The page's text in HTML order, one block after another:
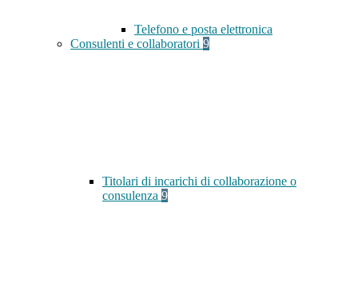
Telefono e posta elettronica
Consulenti e collaboratori 9
Titolari di incarichi di collaborazione o
consulenza 9